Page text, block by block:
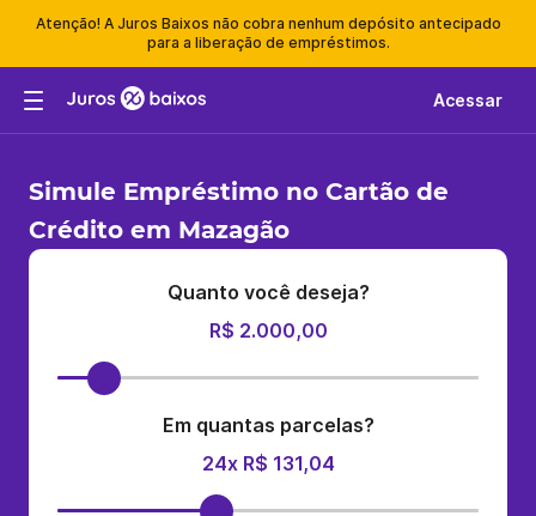
Atenção! A Juros Baixos não cobra nenhum depósito antecipado
para a liberação de empréstimos.
Acessar
Simule Empréstimo no Cartão de
Crédito em Mazagão
Quanto você deseja?
R$ 2.000,00
Em quantas parcelas?
24x R$ 131,04